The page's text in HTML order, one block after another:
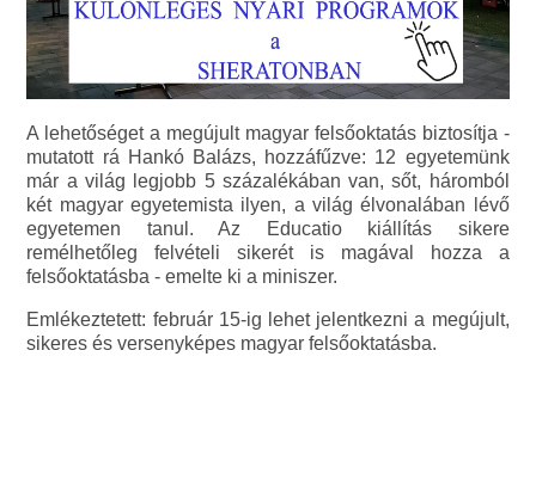
A lehetőséget a megújult magyar felsőoktatás biztosítja -
mutatott rá Hankó Balázs, hozzáfűzve: 12 egyetemünk
már a világ legjobb 5 százalékában van, sőt, háromból
két magyar egyetemista ilyen, a világ élvonalában lévő
egyetemen tanul. Az Educatio kiállítás sikere
remélhetőleg felvételi sikerét is magával hozza a
felsőoktatásba - emelte ki a miniszer.
Emlékeztetett: február 15-ig lehet jelentkezni a megújult,
sikeres és versenyképes magyar felsőoktatásba.